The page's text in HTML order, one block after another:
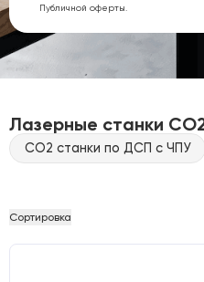
Публичной оферты.
Лазерные станки
CO2 станки по ДСП с ЧПУ
Сортировка